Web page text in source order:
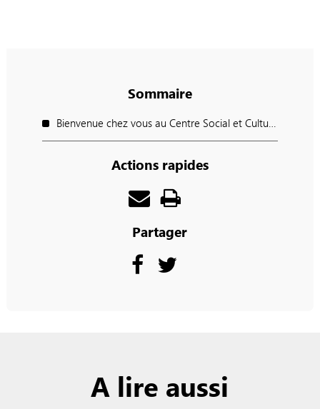
Sommaire
Bienvenue chez vous au Centre Social et Culturel du Verbeau !
Actions rapides
Partager
A lire aussi